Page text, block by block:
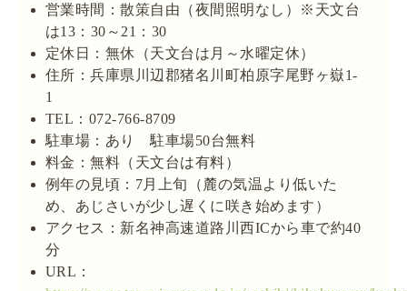
営業時間：散策自由（夜間照明なし）※天文台
は13：30～21：30
定休日：無休（天文台は月～水曜定休）
住所：兵庫県川辺郡猪名川町柏原字尾野ヶ嶽1-
1
TEL：072-766-8709
駐車場：あり 駐車場50台無料
料金：無料（天文台は有料）
例年の見頃：7月上旬（麓の気温より低いた
め、あじさいが少し遅くに咲き始めます）
アクセス：新名神高速道路川西ICから車で約40
分
URL：